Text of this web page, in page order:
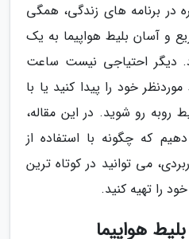
در برنامه های زندگی، همگی
و آسان بلیط هواپیما به یک
دیگر احتیاجی نیست ساعت
خود را پیدا کنید یا با
روبه رو شوید. در این مقاله،
که چگونه با استفاده از
می توانید در کوتاه ترین
را تهیه کنید.
هواپیما